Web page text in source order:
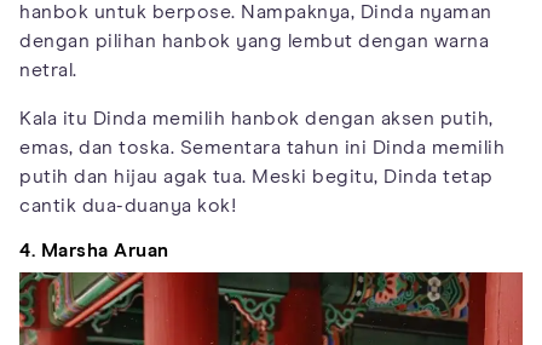
hanbok untuk berpose. Nampaknya, Dinda nyaman
dengan pilihan hanbok yang lembut dengan warna
netral.
Kala itu Dinda memilih hanbok dengan aksen putih,
emas, dan toska. Sementara tahun ini Dinda memilih
putih dan hijau agak tua. Meski begitu, Dinda tetap
cantik dua-duanya kok!
4. Marsha Aruan